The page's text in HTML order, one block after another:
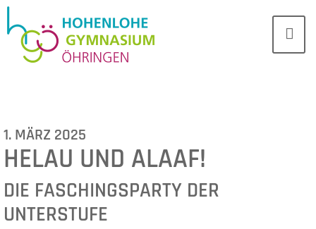
1. MÄRZ 2025
HELAU UND ALAAF!
DIE FASCHINGSPARTY DER
UNTERSTUFE